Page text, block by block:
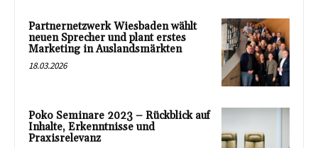
Partnernetzwerk Wiesbaden wählt
neuen Sprecher und plant erstes
Marketing in Auslandsmärkten
18.03.2026
Poko Seminare 2023 – Rückblick auf
Inhalte, Erkenntnisse und
Praxisrelevanz